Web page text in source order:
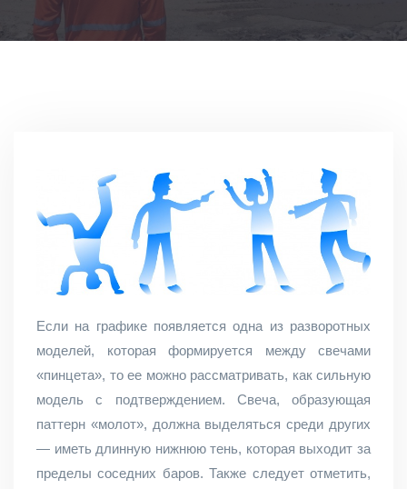
Если на графике появляется одна из разворотных
моделей, которая формируется между свечами
«пинцета», то ее можно рассматривать, как сильную
модель с подтверждением. Свеча, образующая
паттерн «‎молот», должна выделяться среди других
— иметь длинную нижнюю тень, которая выходит за
пределы соседних баров. Также следует отметить,